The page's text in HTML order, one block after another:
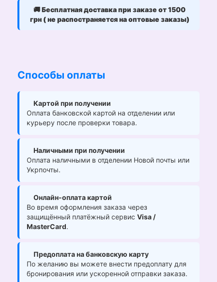
🚚Бесплатная доставка при заказе от 1500
грн ( не распостраняется на оптовые заказы)
Способы оплаты
Картой при получении
Оплата банковской картой на отделении или
курьеру после проверки товара.
Наличными при получении
Оплата наличными в отделении Новой почты или
Укрпочты.
Онлайн-оплата картой
Во время оформления заказа через
защищённый платёжный сервис Visa /
MasterCard.
Предоплата на банковскую карту
По желанию вы можете внести предоплату для
бронирования или ускоренной отправки заказа.